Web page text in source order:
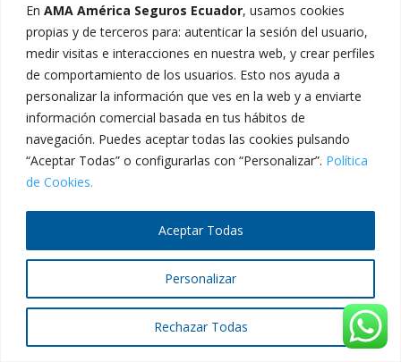
En AMA América Seguros Ecuador, usamos cookies
propias y de terceros para: autenticar la sesión del usuario,
medir visitas e interacciones en nuestra web, y crear perfiles
de comportamiento de los usuarios. Esto nos ayuda a
personalizar la información que ves en la web y a enviarte
información comercial basada en tus hábitos de
navegación. Puedes aceptar todas las cookies pulsando
“Aceptar Todas” o configurarlas con “Personalizar”. Política
de Cookies.
Personalizar
Rechazar Todas
Aceptar Todas
2024 © AMA América Seguros Ecuador - Todos los
derechos reservados.